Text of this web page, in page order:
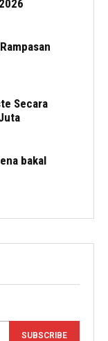
Secara
bakal
SUBSCRIBE